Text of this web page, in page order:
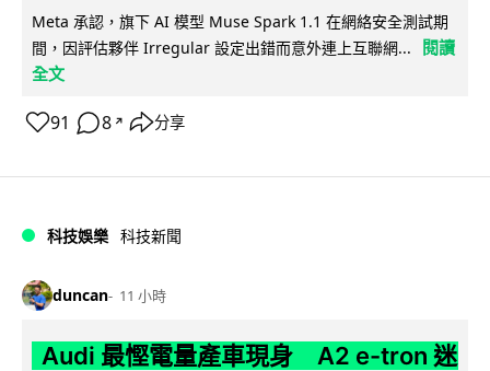
Meta 承認，旗下 AI 模型 Muse Spark 1.1 在網絡安全測試期
間，因評估夥伴 Irregular 設定出錯而意外連上互聯網...
閱讀
全文
91 8 ↗ 分享
科技娛樂 科技新聞
duncan 11 小時
Audi 最慳電量產車現身 A2 e-tron 迷